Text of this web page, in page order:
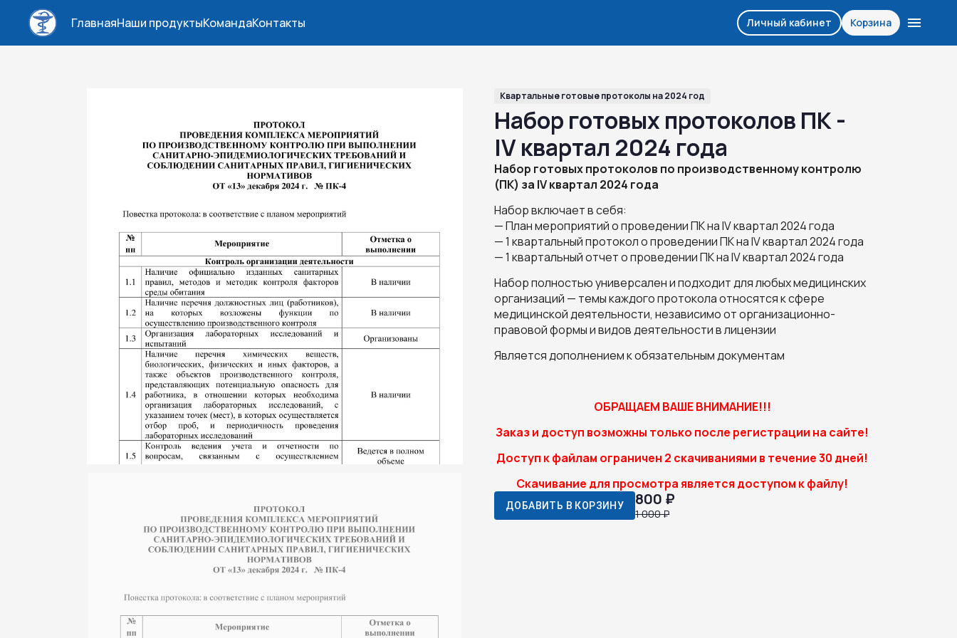
ГлавнаяНаши продуктыКомандаКонтакты Личный кабинет Корзина
Квартальные готовые протоколы на 2024 год
Набор готовых протоколов ПК -
IV квартал 2024 года
Набор готовых протоколов по производственному контролю
(ПК) за IV квартал 2024 года
Набор включает в себя:
— План мероприятий о проведении ПК на IV квартал 2024 года
— 1 квартальный протокол о проведении ПК на IV квартал 2024 года
— 1 квартальный отчет о проведении ПК на IV квартал 2024 года
Набор полностью универсален и подходит для любых медицинских
организаций — темы каждого протокола относятся к сфере
медицинской деятельности, независимо от организационно-
правовой формы и видов деятельности в лицензии
Является дополнением к обязательным документам
ОБРАЩАЕМ ВАШЕ ВНИМАНИЕ!!!
Заказ и доступ возможны только после регистрации на сайте!
Доступ к файлам ограничен 2 скачиваниями в течение 30 дней!
Скачивание для просмотра является доступом к файлу!
800 ₽
1 000 ₽
ДОБАВИТЬ В КОРЗИНУ